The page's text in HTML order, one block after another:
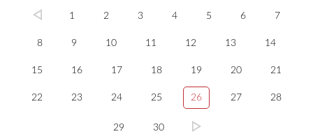
1 2 3 4 5 6 7
8 9 10 11 12 13 14
15 16 17 18 19 20 21
22 23 24 25 26 27 28
29 30